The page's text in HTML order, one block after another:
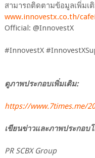
สามารถติดตามข้อมูลเพิ่มเ
www.innovestx.co.th/
Official: @InnovestX
#InnovestX
ดูภาพประกอบเพิ่มเติม:
https://www.7times.me/
เขียนข่าวและภาพประกอบ
PR SCBX Group